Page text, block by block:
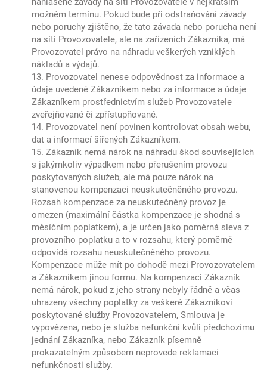
možném termínu. Pokud bude při odstraňování závady
nebo poruchy zjištěno, že tato závada nebo porucha není
na síti Provozovatele, ale na zařízeních Zákazníka, má
Provozovatel právo na náhradu veškerých vzniklých
nákladů a výdajů.
13. Provozovatel nenese odpovědnost za informace a
údaje uvedené Zákazníkem nebo za informace a údaje
Zákazníkem prostřednictvím služeb Provozovatele
zveřejňované či zpřístupňované.
14. Provozovatel není povinen kontrolovat obsah webu,
dat a informací šířených Zákazníkem.
15. Zákazník nemá nárok na náhradu škod souvisejících
s jakýmkoliv výpadkem nebo přerušením provozu
poskytovaných služeb, ale má pouze nárok na
stanovenou kompenzaci neuskutečněného provozu.
Rozsah kompenzace za neuskutečněný provoz je
omezen (maximální částka kompenzace je shodná s
měsíčním poplatkem), a je určen jako poměrná sleva z
provozního poplatku a to v rozsahu, který poměrně
odpovídá rozsahu neuskutečněného provozu.
Kompenzace může mít po dohodě mezi Provozovatelem
a Zákazníkem jinou formu. Na kompenzaci Zákazník
nemá nárok, pokud z jeho strany nebyly řádně a včas
uhrazeny všechny poplatky za veškeré Zákazníkovi
poskytované služby Provozovatelem, Smlouva je
vypovězena, nebo je služba nefunkční kvůli předchozímu
jednání Zákazníka, nebo Zákazník písemně
prokazatelným způsobem neprovede reklamaci
nefunkčnosti služby.